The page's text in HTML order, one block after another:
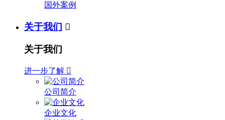
国外案例
关于我们 
关于我们
进一步了解 
公司简介
企业文化